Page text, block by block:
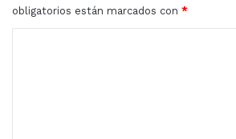
obligatorios están marcados con *